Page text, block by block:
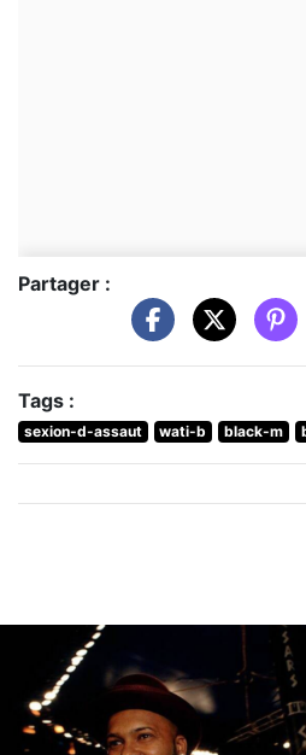
Partager :
Tags :
sexion-d-assaut wati-b black-m